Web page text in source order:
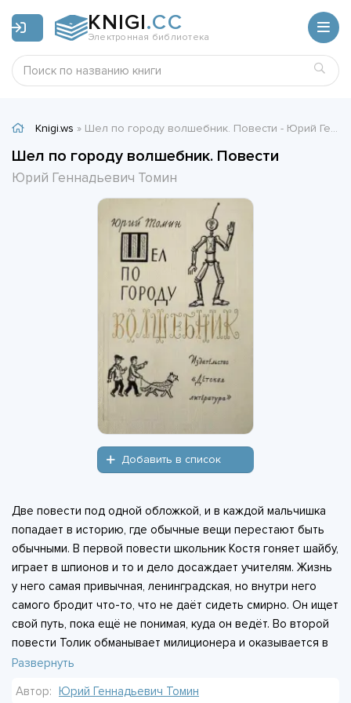
KNIGI.CC
Электронная библиотека
Knigi.ws » Шел по городу волшебник. Повести - Юрий Геннадьевич Томин
Шел по городу волшебник. Повести
Юрий Геннадьевич Томин
Добавить в список
Две повести под одной обложкой, и в каждой мальчишка
попадает в историю, где обычные вещи перестают быть
обычными. В первой повести школьник Костя гоняет шайбу,
играет в шпионов и то и дело досаждает учителям. Жизнь
у него самая привычная, ленинградская, но внутри него
самого бродит что-то, что не даёт сидеть смирно. Он ищет
свой путь, пока ещё не понимая, куда он ведёт. Во второй
повести Толик обманывает милиционера и оказывается в
странном месте, где знакомится с волшебной силой.
возможности, и мир вокруг начинает меняться. Обе
Развернуть
Автор: Юрий Геннадьевич Томин